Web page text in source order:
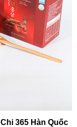
365 Hàn Quốc